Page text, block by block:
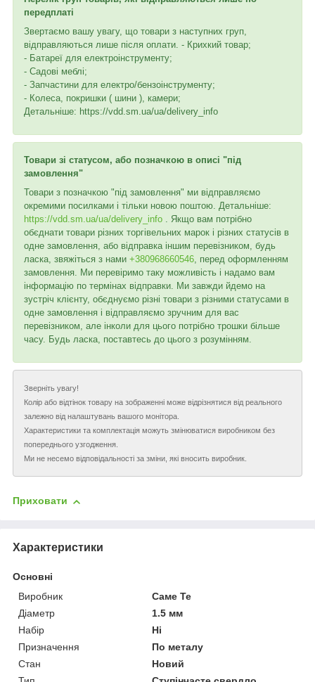
передплаті
Звертаємо вашу увагу, що товари з наступних груп,
відправляються лише після оплати. - Крихкий товар;
- Батареї для електроінструменту;
- Садові меблі;
- Запчастини для електро/бензоінструменту;
- Колеса, покришки ( шини ), камери;
Детальніше: https://vdd.sm.ua/ua/delivery_info
Товари зі статусом, або позначкою в описі "під
замовлення"
Товари з позначкою "під замовлення" ми відправляємо
окремими посилками і тільки новою поштою. Детальніше:
https://vdd.sm.ua/ua/delivery_info . Якщо вам потрібно
обєднати товари різних торгівельних марок і різних статусів в
одне замовлення, або відправка іншим перевізником, будь
ласка, звяжіться з нами +380968660546, перед оформленням
замовлення. Ми перевіримо таку можливість і надамо вам
інформацію по термінах відправки. Ми завжди йдемо на
зустріч клієнту, обєднуємо різні товари з різними статусами в
одне замовлення і відправляємо зручним для вас
перевізником, але інколи для цього потрібно трошки більше
часу. Будь ласка, поставтесь до цього з розумінням.
Зверніть увагу!
Колір або відтінок товару на зображенні може відрізнятися від реального
залежно від налаштувань вашого монітора.
Характеристики та комплектація можуть змінюватися виробником без
попереднього узгодження.
Ми не несемо відповідальності за зміни, які вносить виробник.
Приховати
Характеристики
Основні
Виробник
Саме Те
Діаметр
1.5 мм
Набір
Ні
Призначення
По металу
Стан
Новий